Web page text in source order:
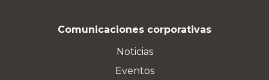
Comunicaciones corporativas
Noticias
Eventos